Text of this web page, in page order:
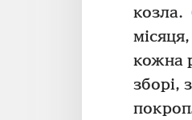
козла.
місяця,
кожна
зборі,